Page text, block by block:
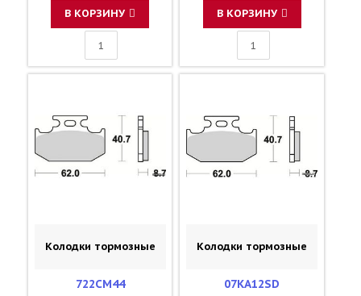
В КОРЗИНУ В КОРЗИНУ
Колодки тормозные
722CM44
Колодки тормозные
07KA12SD